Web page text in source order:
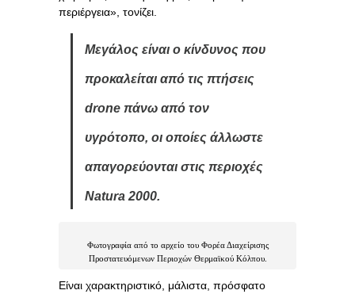
περιέργεια», τονίζει.
Μεγάλος είναι ο κίνδυνος που
προκαλείται από τις πτήσεις
drone πάνω από τον
υγρότοπο, οι οποίες άλλωστε
απαγορεύονται στις περιοχές
Natura 2000.
Φωτογραφία από το αρχείο του Φορέα Διαχείρισης
Προστατευόμενων Περιοχών Θερμαϊκού Κόλπου.
Είναι χαρακτηριστικό, μάλιστα, πρόσφατο